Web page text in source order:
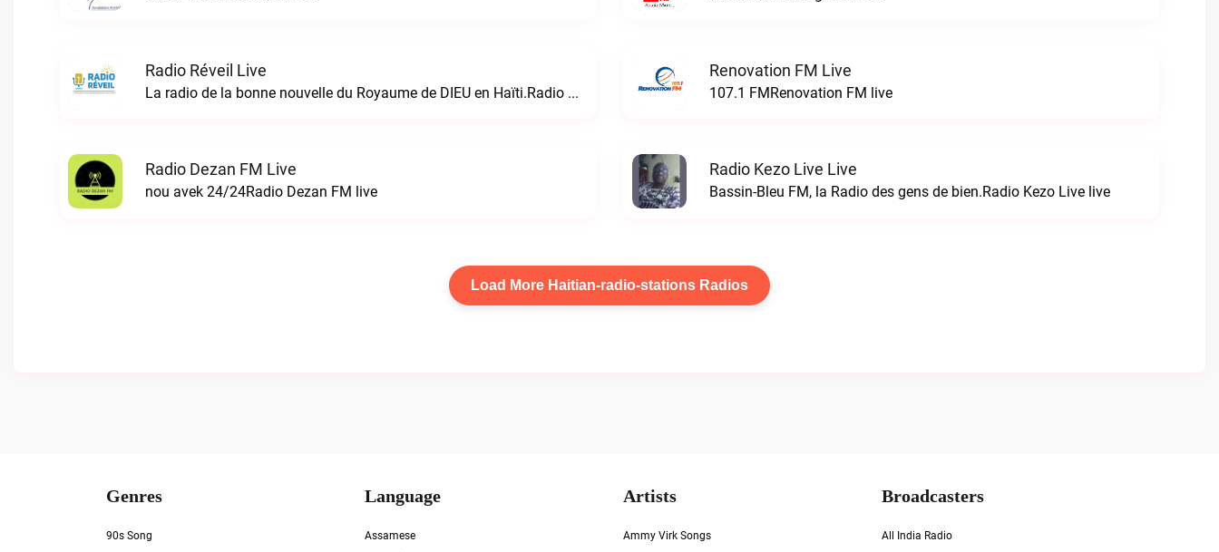
Radio Réveil Live
La radio de la bonne nouvelle du Royaume de DIEU en Haïti.Radio Réveil live
Renovation FM Live
107.1 FMRenovation FM live
Radio Dezan FM Live
nou avek 24/24Radio Dezan FM live
Radio Kezo Live Live
Bassin-Bleu FM, la Radio des gens de bien.Radio Kezo Live live
Load More Haitian-radio-stations Radios
Genres
90s Song
Language
Assamese
Artists
Ammy Virk Songs
Broadcasters
All India Radio